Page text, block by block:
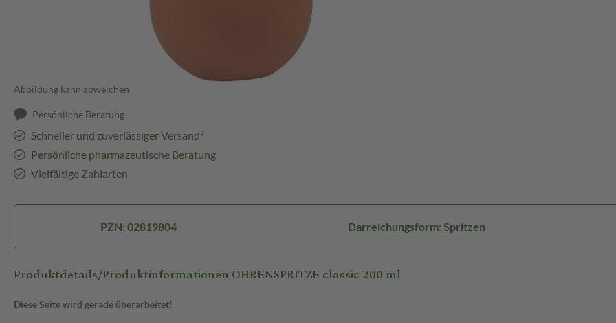
Abbildung kann abweichen
Persönliche Beratung
Schneller und zuverlässiger Versand³
Persönliche pharmazeutische Beratung
Vielfältige Zahlarten
PZN: 02819804 Darreichungsform: Spritzen
Produktdetails/Produktinformationen OHRENSPRITZE classic 200 ml
Diese Seite wird gerade überarbeitet!